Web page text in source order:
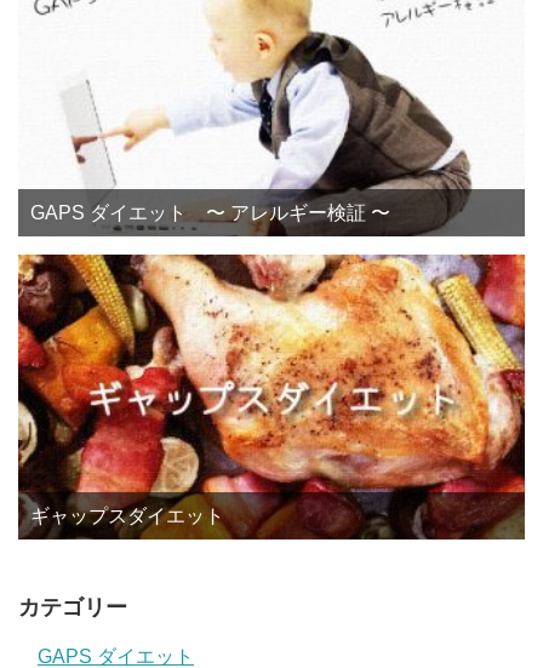
GAPS ダイエット 〜 アレルギー検証 〜
ギャップスダイエット
カテゴリー
GAPS ダイエット